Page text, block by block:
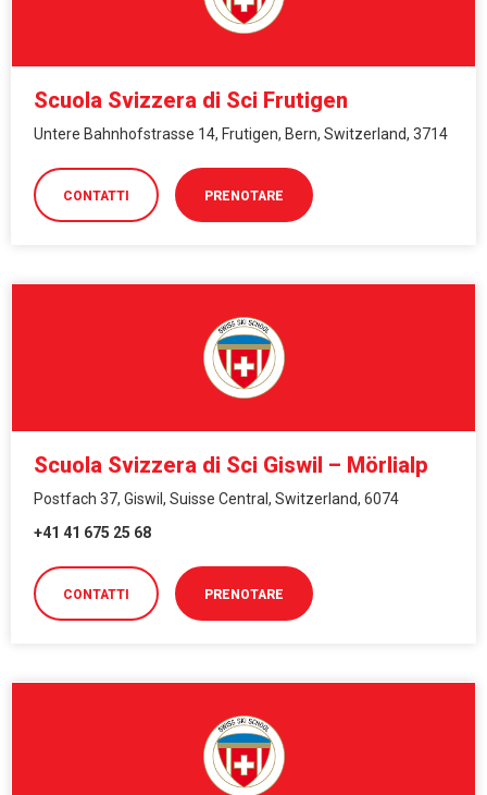
Scuola Svizzera di Sci Frutigen
Untere Bahnhofstrasse 14, Frutigen, Bern, Switzerland, 3714
CONTATTI PRENOTARE
Scuola Svizzera di Sci Giswil – Mörlialp
Postfach 37, Giswil, Suisse Central, Switzerland, 6074
+41 41 675 25 68
CONTATTI PRENOTARE